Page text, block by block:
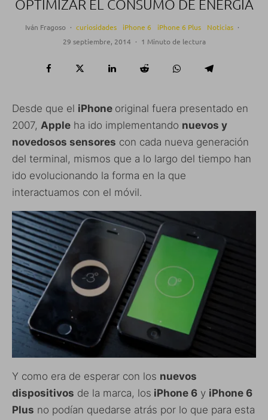
OPTIMIZAR EL CONSUMO DE ENERGÍA
Iván Fragoso · curiosidades iPhone 6 iPhone 6 Plus Noticias ·
29 septiembre, 2014 · 1 Minuto de lectura
Desde que el iPhone original fuera presentado en
2007, Apple ha ido implementando nuevos y
novedosos sensores con cada nueva generación
del terminal, mismos que a lo largo del tiempo han
ido evolucionando la forma en la que
interactuamos con el móvil.
Y como era de esperar con los nuevos
dispositivos de la marca, los iPhone 6 y iPhone 6
Plus no podían quedarse atrás por lo que para esta